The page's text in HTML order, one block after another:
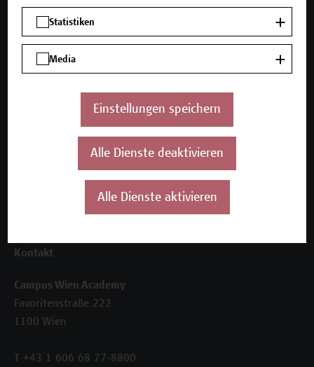
Unser Angebot
Seminare und Zertifikatsprogramme
Die Campus Wien Academy
Kontakt
Campus Wien Academy
Favoritenstraße 222
1100 Wien
T +43 1 606 68 77-8800
Statistiken
Media
Einstellungen speichern
Alle Dienste deaktivieren
Alle Dienste aktivieren